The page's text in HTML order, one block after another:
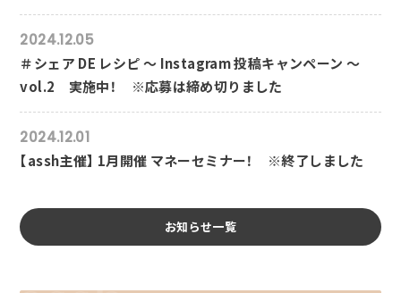
2024.12.05
＃シェア DE レシピ ～ Instagram 投稿キャンペーン ～
vol.2 実施中！ ※応募は締め切りました
2024.12.01
【assh主催】 1月開催 マネーセミナー！ ※終了しました
お知らせ一覧